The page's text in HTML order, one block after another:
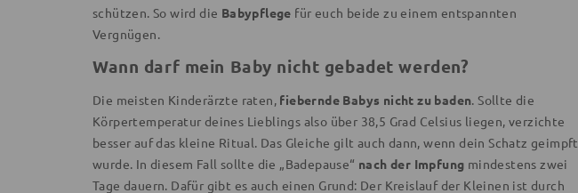
schützen. So wird die Babypflege für euch beide zu einem entspannten
Vergnügen.
Wann darf mein Baby nicht gebadet werden?
Die meisten Kinderärzte raten, fiebernde Babys nicht zu baden. Sollte die
Körpertemperatur deines Lieblings also über 38,5 Grad Celsius liegen, verzichte
besser auf das kleine Ritual. Das Gleiche gilt auch dann, wenn dein Schatz geimpft
wurde. In diesem Fall sollte die „Badepause“ nach der Impfung mindestens zwei
Tage dauern. Dafür gibt es auch einen Grund: Der Kreislauf der Kleinen ist durch